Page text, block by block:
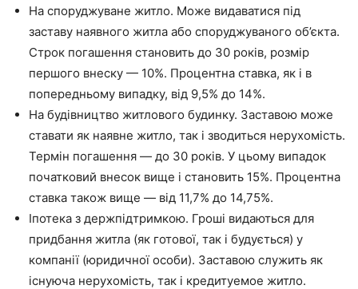
На споруджуване житло. Може видаватися під
заставу наявного житла або споруджуваного об’єкта.
Строк погашення становить до 30 років, розмір
першого внеску — 10%. Процентна ставка, як і в
попередньому випадку, від 9,5% до 14%.
На будівництво житлового будинку. Заставою може
ставати як наявне житло, так і зводиться нерухомість.
Термін погашення — до 30 років. У цьому випадок
початковий внесок вище і становить 15%. Процентна
ставка також вище — від 11,7% до 14,75%.
Іпотека з держпідтримкою. Гроші видаються для
придбання житла (як готової, так і будується) у
компанії (юридичної особи). Заставою служить як
існуюча нерухомість, так і кредитуемое житло.